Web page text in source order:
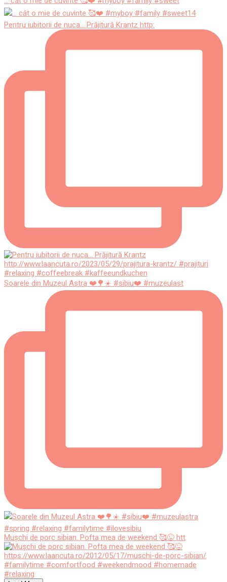
Pentru iubitorii de nuca... Prăjitură Krantz http:
Soarele din Muzeul Astra ❤️🌳☀️ #sibiu❤️ #muzeulast
Mușchi de porc sibian. Pofta mea de weekend 🥰😜 htt